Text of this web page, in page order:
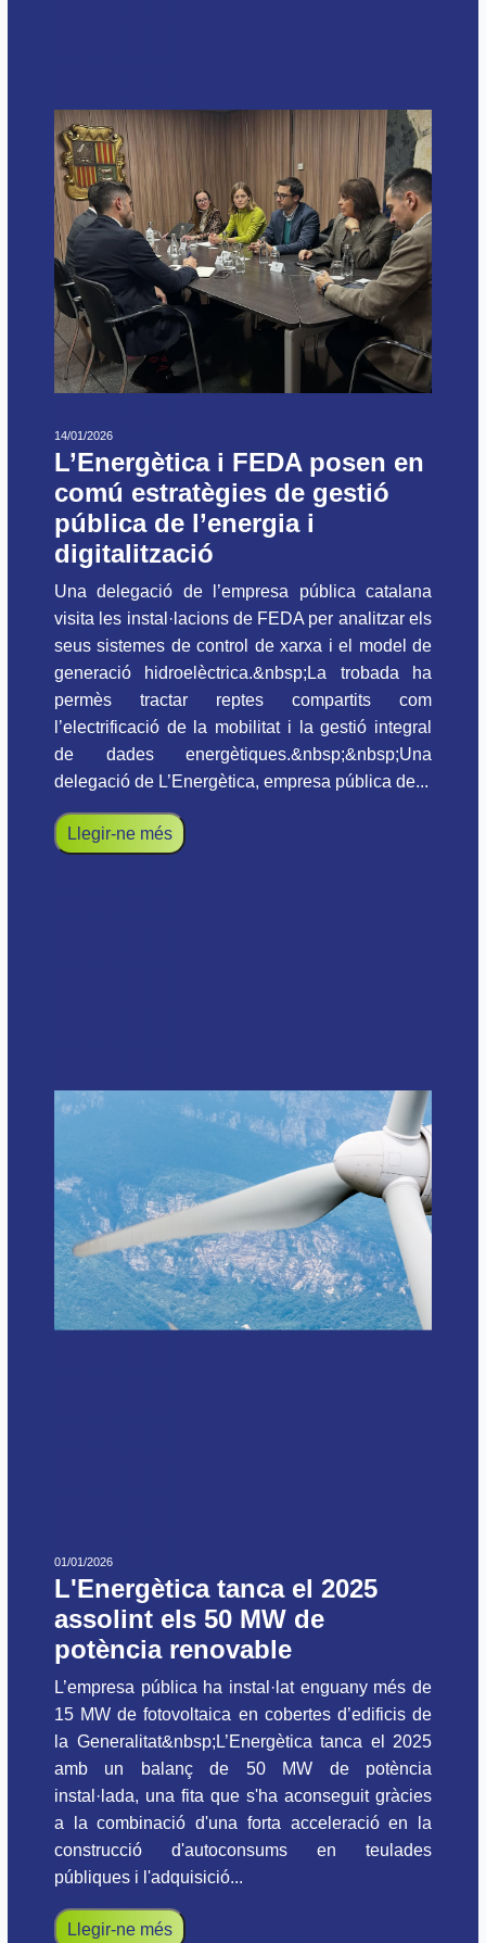
14/01/2026
L’Energètica i FEDA posen en
comú estratègies de gestió
pública de l’energia i
digitalització
Una delegació de l’empresa pública catalana
visita les instal·lacions de FEDA per analitzar els
seus sistemes de control de xarxa i el model de
generació hidroelèctrica.&nbsp;La trobada ha
permès tractar reptes compartits com
l’electrificació de la mobilitat i la gestió integral
de dades energètiques.&nbsp;&nbsp;Una
delegació de L’Energètica, empresa pública de...
Llegir-ne més
01/01/2026
L'Energètica tanca el 2025
assolint els 50 MW de
potència renovable
L’empresa pública ha instal·lat enguany més de
15 MW de fotovoltaica en cobertes d’edificis de
la Generalitat&nbsp;L’Energètica tanca el 2025
amb un balanç de 50 MW de potència
instal·lada, una fita que s'ha aconseguit gràcies
a la combinació d'una forta acceleració en la
construcció d'autoconsums en teulades
públiques i l'adquisició...
Llegir-ne més